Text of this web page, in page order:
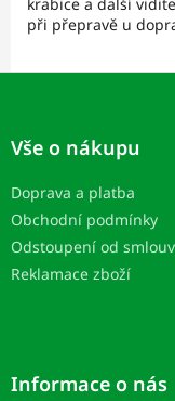
při přepravě u
Z
Vše o nákupu
Doprava a platba
Obchodní podmínky
Odstoupení od
Reklamace zboží
Informace o nás